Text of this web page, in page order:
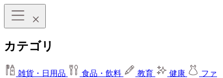
カテゴリ
雑貨・日用品 食品・飲料 教育 健康
ファ